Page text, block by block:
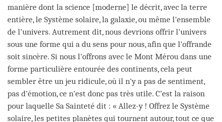
manière dont la science [moderne] le décrit, avec la terre
entière, le Système solaire, la galaxie, ou même l'ensemble
de l'univers. Autrement dit, nous devrions offrir l'univers
sous une forme qui a du sens pour nous, afin que l'offrande
soit sincère. Si nous l'offrons avec le Mont Mérou dans une
forme particulière entourée des continents, cela peut
sembler être un jeu ridicule, où il n'y a pas de sentiment,
pas d'émotion, ce n'est donc pas très utile. C’est la raison
pour laquelle Sa Sainteté dit : « Allez-y ! Offrez le Système
solaire, les petites planètes qui tournent autour, tout ce que